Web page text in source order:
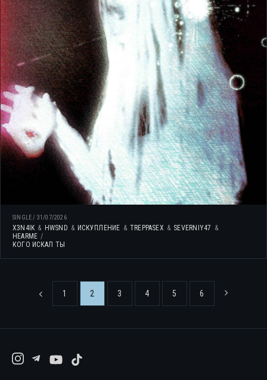
SINGLE/ 31/07/2026
X3N4IK HWSND ИСКУПЛЕНИЕ TREPPASEX
SEVERNIY47
HEARME
КОГО ИСКАЛ ТЫ
1 2 3 4 5 6